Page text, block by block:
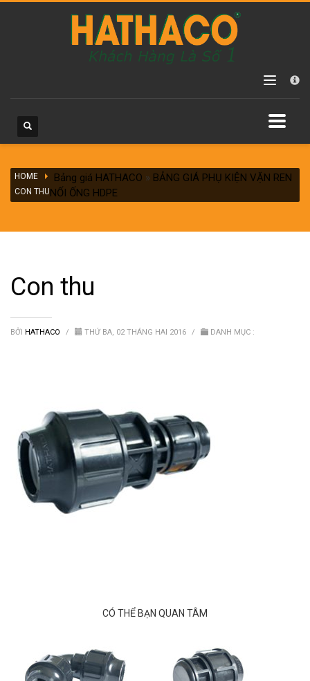
Các danh mục sản phẩm
Máy hàn ống PPR
Phụ kiện nối ống HDPE
Phụ kiện HDPE vặn ren
HOME Bảng giá HATHACO » BẢNG GIÁ PHỤ KIỆN VẶN REN
NỐI ỐNG HDPE
CON THU
Con thu
BỞI HATHACO / THỨ BA, 02 THÁNG HAI 2016 / DANH MỤC :
CÓ THỂ BẠN QUAN TÂM